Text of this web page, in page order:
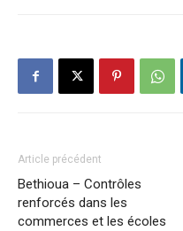
Article précédent
Bethioua – Contrôles
renforcés dans les
commerces et les écoles